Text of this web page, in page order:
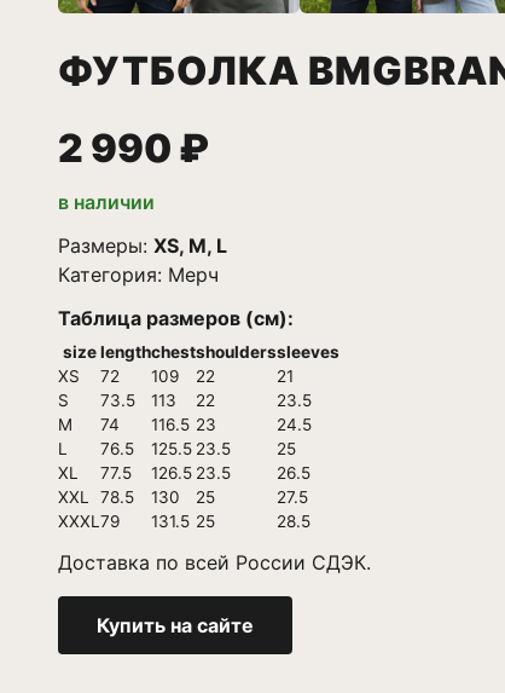
ФУТБОЛКА
2 990 ₽
в наличии
Размеры: XS, M, L
Категория: Мерч
Таблица размеров (см):
size lengthchestshoulderssleeves
XS
72 109 22
21
S
73.5 113 22
23.5
M
74 116.5 23
24.5
L
76.5 125.5 23.5
25
XL
77.5 126.5 23.5
26.5
XXL
78.5 130 25
27.5
XXXL79 131.5 25 28.5
Доставка по всей России СДЭК.
Купить на сайте